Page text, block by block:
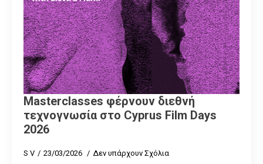
Masterclasses φέρνουν διεθνή
τεχνογνωσία στο Cyprus Film Days
2026
S V 23/03/2026 Δεν υπάρχουν Σχόλια